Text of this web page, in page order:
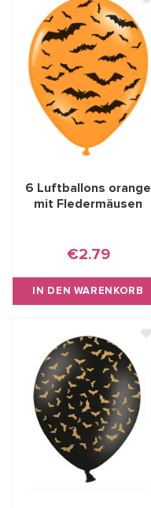
6 Luftballons orange
mit Fledermäusen
€2.79
IN DEN WARENKORB